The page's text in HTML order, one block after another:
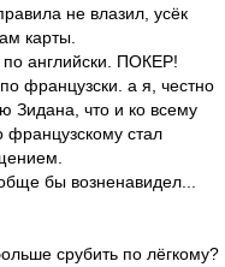
не влазил, усёк
карты.
по английски. ПОКЕР!
французски. а я, честно
Зидана, что и ко всему
французскому стал
бы возненавидел...
срубить по лёгкому?